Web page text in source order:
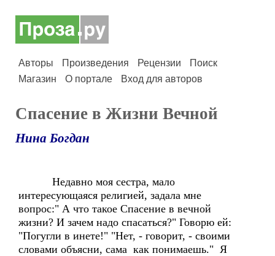
Авторы Произведения Рецензии
Поиск
Магазин
О портале Вход для авторов
Спасение в Жизни Вечной
Нина Богдан
Недавно моя сестра, мало
интересующаяся религией, задала мне
вопрос:" А что такое Спасение в вечной
жизни? И зачем надо спасаться?" Говорю ей:
"Погугли в инете!" "Нет, - говорит, - своими
словами объясни, сама как понимаешь." Я